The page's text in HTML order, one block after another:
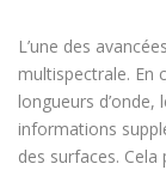
L’une des
multispectrale. En
longueurs
informations
des surfaces.